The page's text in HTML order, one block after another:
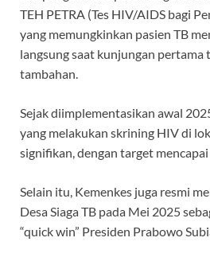
TEH PETRA (Tes HIV/AIDS bagi
yang memungkinkan pasien TB
langsung saat kunjungan pertama
tambahan.
Sejak diimplementasikan awal
yang melakukan skrining HIV di
signifikan, dengan target
Selain itu, Kemenkes juga resmi
Desa Siaga TB pada Mei 2025
“quick win” Presiden Prabowo